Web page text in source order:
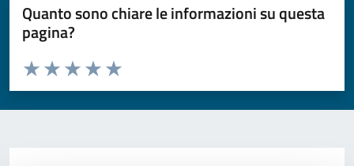
Quanto sono chiare le informazioni su questa
pagina?
Valuta da 1 a 5 stelle la pagina
Valuta 5 stelle su 5
Valuta 4 stelle su 5
Valuta 3 stelle su 5
Valuta 2 stelle su 5
Valuta 1 stelle su 5